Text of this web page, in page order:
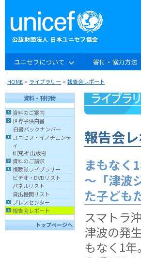
ユニセフについて 寄付・協力方法
HOME > ライブラリー >報告会レポート
資料・刊行物
資料のご案内
世界子供白書
白書バックナンバー
ユニセフ・イノチェンテ
ィ
研究所 出版物
資料のご請求
視聴覚ライブラリー
ビデオ・DVDリスト
パネルリスト
貸出機関リスト
プレスセンター
報告会レポート
トップページへ
報告会
まもなく
〜「津波
た子ども
スマトラ
津波の発
もなく1